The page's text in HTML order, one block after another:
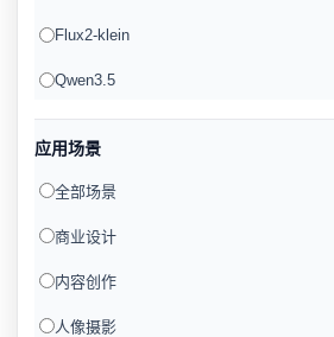
Flux2-klein
Qwen3.5
应用场景
全部场景
商业设计
内容创作
人像摄影